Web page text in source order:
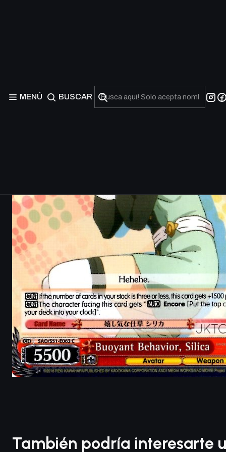
MENÚ BUSCAR
También podría interesarte